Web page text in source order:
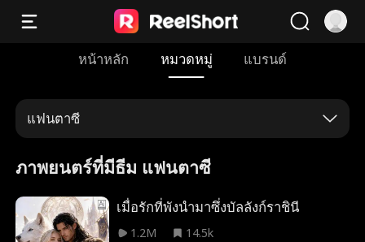
หน้าหลัก หมวดหมู่ แบรนด์
แฟนตาซี
ภาพยนตร์ที่มีธีม แฟนตาซี
เมื่อรักที่พังนำมาซึ่งบัลลังก์ราชินี
1.2M
14.5k